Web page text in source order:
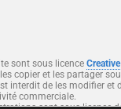
sont sous licence
copier et les partager
interdit de les modifier et
commerciale.